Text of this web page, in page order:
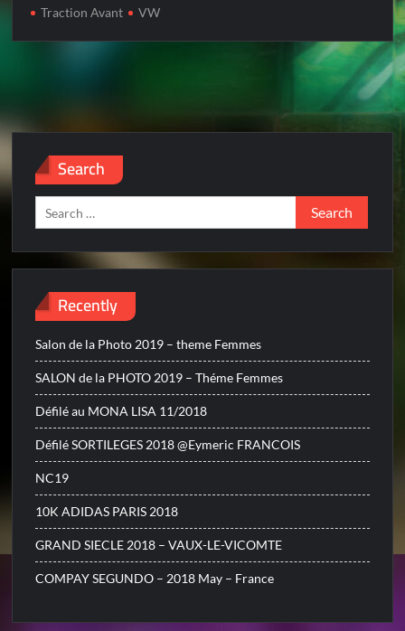
Traction Avant
VW
Search
Search
for:
Recently
Salon de la Photo 2019 – theme Femmes
SALON de la PHOTO 2019 – Théme Femmes
Défilé au MONA LISA 11/2018
Défilé SORTILEGES 2018 @Eymeric FRANCOIS
NC19
10K ADIDAS PARIS 2018
GRAND SIECLE 2018 – VAUX-LE-VICOMTE
COMPAY SEGUNDO – 2018 May – France